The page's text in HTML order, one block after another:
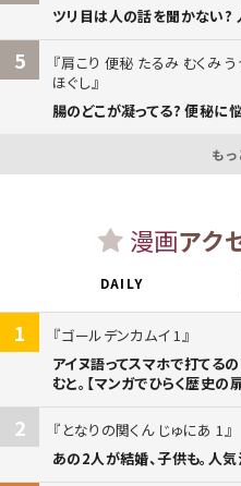
ツリ目は人の話を聞かない?
5
肩こり 便秘 たるみ むくみ
ほぐし
腸のどこが凝ってる? 便秘に悩
も
漫画アク
DAILY
1
ゴールデンカムイ 1
アイヌ語ってスマホで打てる
むと。【マンガでひらく歴史の
2
となりの関くん じゅにあ 1
あの2人が結婚、子供も。人